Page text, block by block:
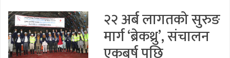
२२ अर्ब लागतको सुरुङ
मार्ग ‘ब्रेकथ्रु’, संचालन